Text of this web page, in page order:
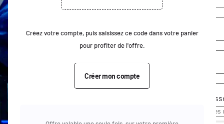
Pas de
Nom
Mot de
Créez votre compte, puis saisissez ce code dans votre panier
pour profiter de l'offre.
Créer mon compte